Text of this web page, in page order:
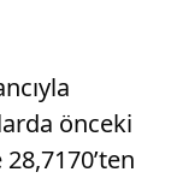
önceki